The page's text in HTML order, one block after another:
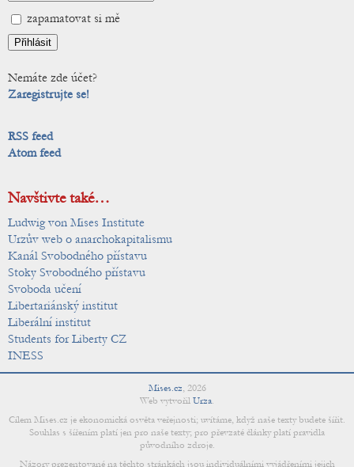
zapamatovat si mě
Nemáte zde účet?
Zaregistrujte se!
RSS feed
Atom feed
Navštivte také…
Ludwig von Mises Institute
Urzův web o anarchokapitalismu
Kanál Svobodného přístavu
Stoky Svobodného přístavu
Svoboda učení
Libertariánský institut
Liberální institut
Students for Liberty CZ
INESS
Mises.cz, 2026
Web vytvořil Urza.
Cílem Mises.cz je ekonomická osvěta veřejnosti; uvítáme, když naše texty budete šířit.
Souhlas s šířením platí jen pro naše texty; pro převzaté články platí pravidla
původního zdroje.
Názory prezentované na těchto stránkách jsou individuálními vyjádřeními jejich